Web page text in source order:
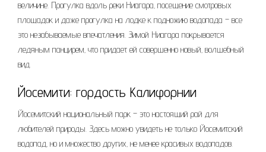
величине. Прогулка вдоль реки Ниагара‚ посещение смотровых
площадок и даже прогулка на лодке к подножию водопада – все
это незабываемые впечатления. Зимой Ниагара покрывается
ледяным панцирем‚ что придает ей совершенно новый‚ волшебный
вид.
Йосемити: гордость Калифорнии
Йосемитский национальный парк – это настоящий рай для
любителей природы. Здесь можно увидеть не только Йосемитский
водопад‚ но и множество других‚ не менее красивых водопадов.